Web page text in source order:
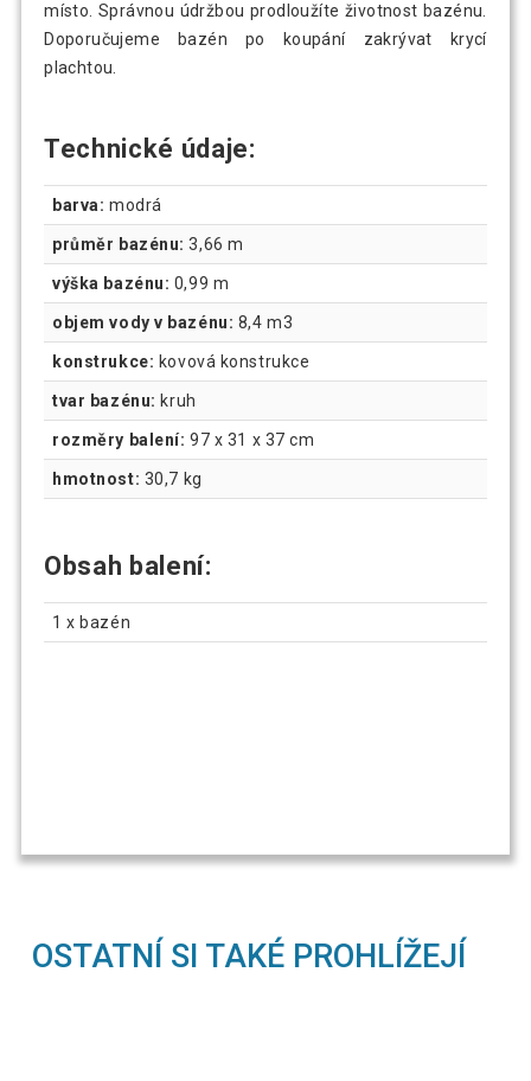
místo. Správnou údržbou prodloužíte životnost bazénu.
Doporučujeme bazén po koupání zakrývat krycí
plachtou.
Technické údaje:
barva: modrá
průměr bazénu: 3,66 m
výška bazénu: 0,99 m
objem vody v bazénu: 8,4 m3
konstrukce: kovová konstrukce
tvar bazénu: kruh
rozměry balení: 97 x 31 x 37 cm
hmotnost: 30,7 kg
Obsah balení:
1 x bazén
OSTATNÍ SI TAKÉ PROHLÍŽEJÍ